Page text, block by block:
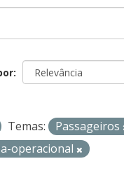
Temas:
Passageiros
operacional